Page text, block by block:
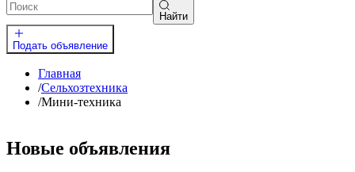
Найти
Подать объявление
Главная
/Сельхозтехника
/Мини-техника
Новые объявления